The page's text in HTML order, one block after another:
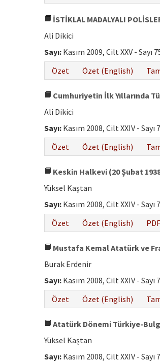
İSTİKLAL MADALYALI
Ali Dikici
Sayı: Kasım 2009, Cilt XXV - Sayı
Özet
Özet (English)
Cumhuriyetin İlk Yıllarında
Ali Dikici
Sayı: Kasım 2008, Cilt XXIV - Sayı
Özet
Özet (English)
Keskin Halkevi (20 Şubat
Yüksel Kaştan
Sayı: Kasım 2008, Cilt XXIV - Sayı
Özet
Özet (English) PDF
Mustafa Kemal Atatürk ve
Burak Erdenir
Sayı: Kasım 2008, Cilt XXIV - Sayı
Özet
Özet (English)
Atatürk Dönemi Türkiye-
Yüksel Kaştan
Sayı: Kasım 2008, Cilt XXIV - Sayı